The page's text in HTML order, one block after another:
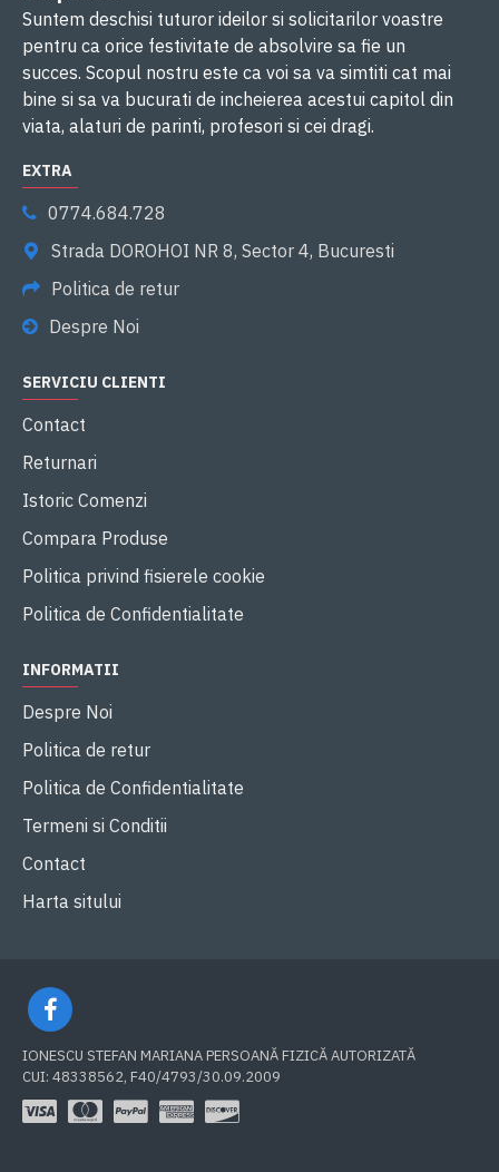
Suntem deschisi tuturor ideilor si solicitarilor voastre
pentru ca orice festivitate de absolvire sa fie un
succes. Scopul nostru este ca voi sa va simtiti cat mai
bine si sa va bucurati de incheierea acestui capitol din
viata, alaturi de parinti, profesori si cei dragi.
EXTRA
0774.684.728
Strada DOROHOI NR 8, Sector 4, Bucuresti
Politica de retur
Despre Noi
SERVICIU CLIENTI
Contact
Returnari
Istoric Comenzi
Compara Produse
Politica privind fisierele cookie
Politica de Confidentialitate
INFORMATII
Despre Noi
Politica de retur
Politica de Confidentialitate
Termeni si Conditii
Contact
Harta sitului
IONESCU STEFAN MARIANA PERSOANĂ FIZICĂ AUTORIZATĂ
CUI: 48338562, F40/4793/30.09.2009